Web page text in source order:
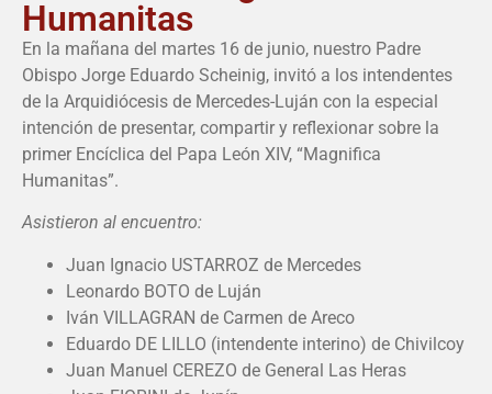
Humanitas
En la mañana del martes 16 de junio, nuestro Padre
Obispo Jorge Eduardo Scheinig, invitó a los intendentes
de la Arquidiócesis de Mercedes-Luján con la especial
intención de presentar, compartir y reflexionar sobre la
primer Encíclica del Papa León XIV, “Magnifica
Humanitas”.
Asistieron al encuentro:
Juan Ignacio USTARROZ de Mercedes
Leonardo BOTO de Luján
Iván VILLAGRAN de Carmen de Areco
Eduardo DE LILLO (intendente interino) de Chivilcoy
Juan Manuel CEREZO de General Las Heras